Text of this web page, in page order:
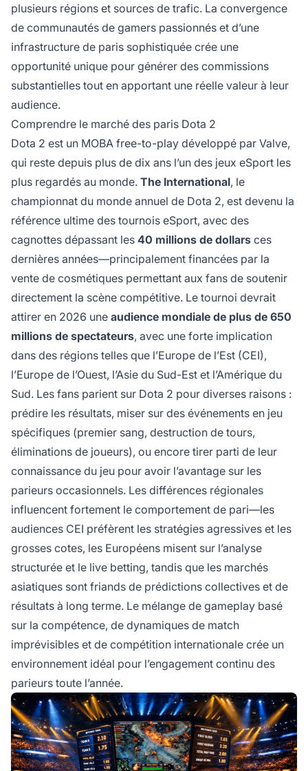
plusieurs régions et sources de trafic. La convergence
de communautés de gamers passionnés et d’une
infrastructure de paris sophistiquée crée une
opportunité unique pour générer des commissions
substantielles tout en apportant une réelle valeur à leur
audience.
Comprendre le marché des paris Dota 2
Dota 2 est un MOBA free-to-play développé par Valve,
qui reste depuis plus de dix ans l’un des jeux eSport les
plus regardés au monde. The International, le
championnat du monde annuel de Dota 2, est devenu la
référence ultime des tournois eSport, avec des
cagnottes dépassant les 40 millions de dollars ces
dernières années—principalement financées par la
vente de cosmétiques permettant aux fans de soutenir
directement la scène compétitive. Le tournoi devrait
attirer en 2026 une audience mondiale de plus de 650
millions de spectateurs, avec une forte implication
dans des régions telles que l’Europe de l’Est (CEI),
l’Europe de l’Ouest, l’Asie du Sud-Est et l’Amérique du
Sud. Les fans parient sur Dota 2 pour diverses raisons :
prédire les résultats, miser sur des événements en jeu
spécifiques (premier sang, destruction de tours,
éliminations de joueurs), ou encore tirer parti de leur
connaissance du jeu pour avoir l’avantage sur les
parieurs occasionnels. Les différences régionales
influencent fortement le comportement de pari—les
audiences CEI préfèrent les stratégies agressives et les
grosses cotes, les Européens misent sur l’analyse
structurée et le live betting, tandis que les marchés
asiatiques sont friands de prédictions collectives et de
résultats à long terme. Le mélange de gameplay basé
sur la compétence, de dynamiques de match
imprévisibles et de compétition internationale crée un
environnement idéal pour l’engagement continu des
parieurs toute l’année.